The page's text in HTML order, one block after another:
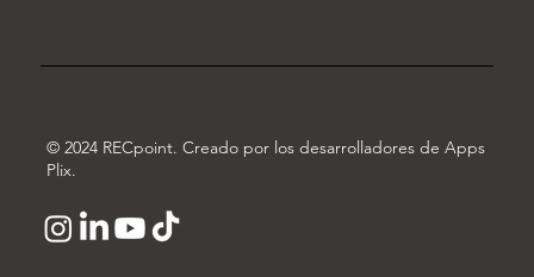
© 2024 RECpoint. Creado por los desarrolladores de Apps
Plix.